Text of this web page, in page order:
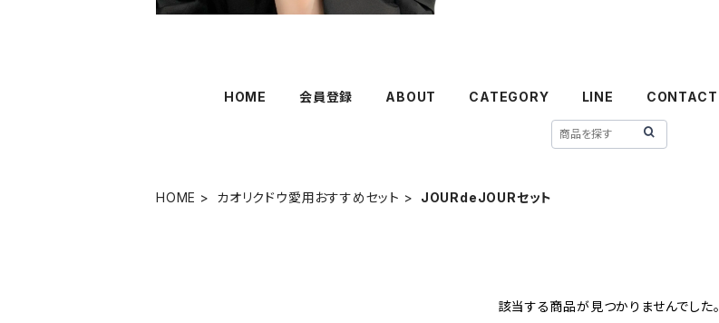
HOME 会員登録 ABOUT CATEGORY LINE CONTACT
HOME カオリクドウ愛用おすすめセット JOURdeJOURセット
該当する商品が見つかりませんでした。